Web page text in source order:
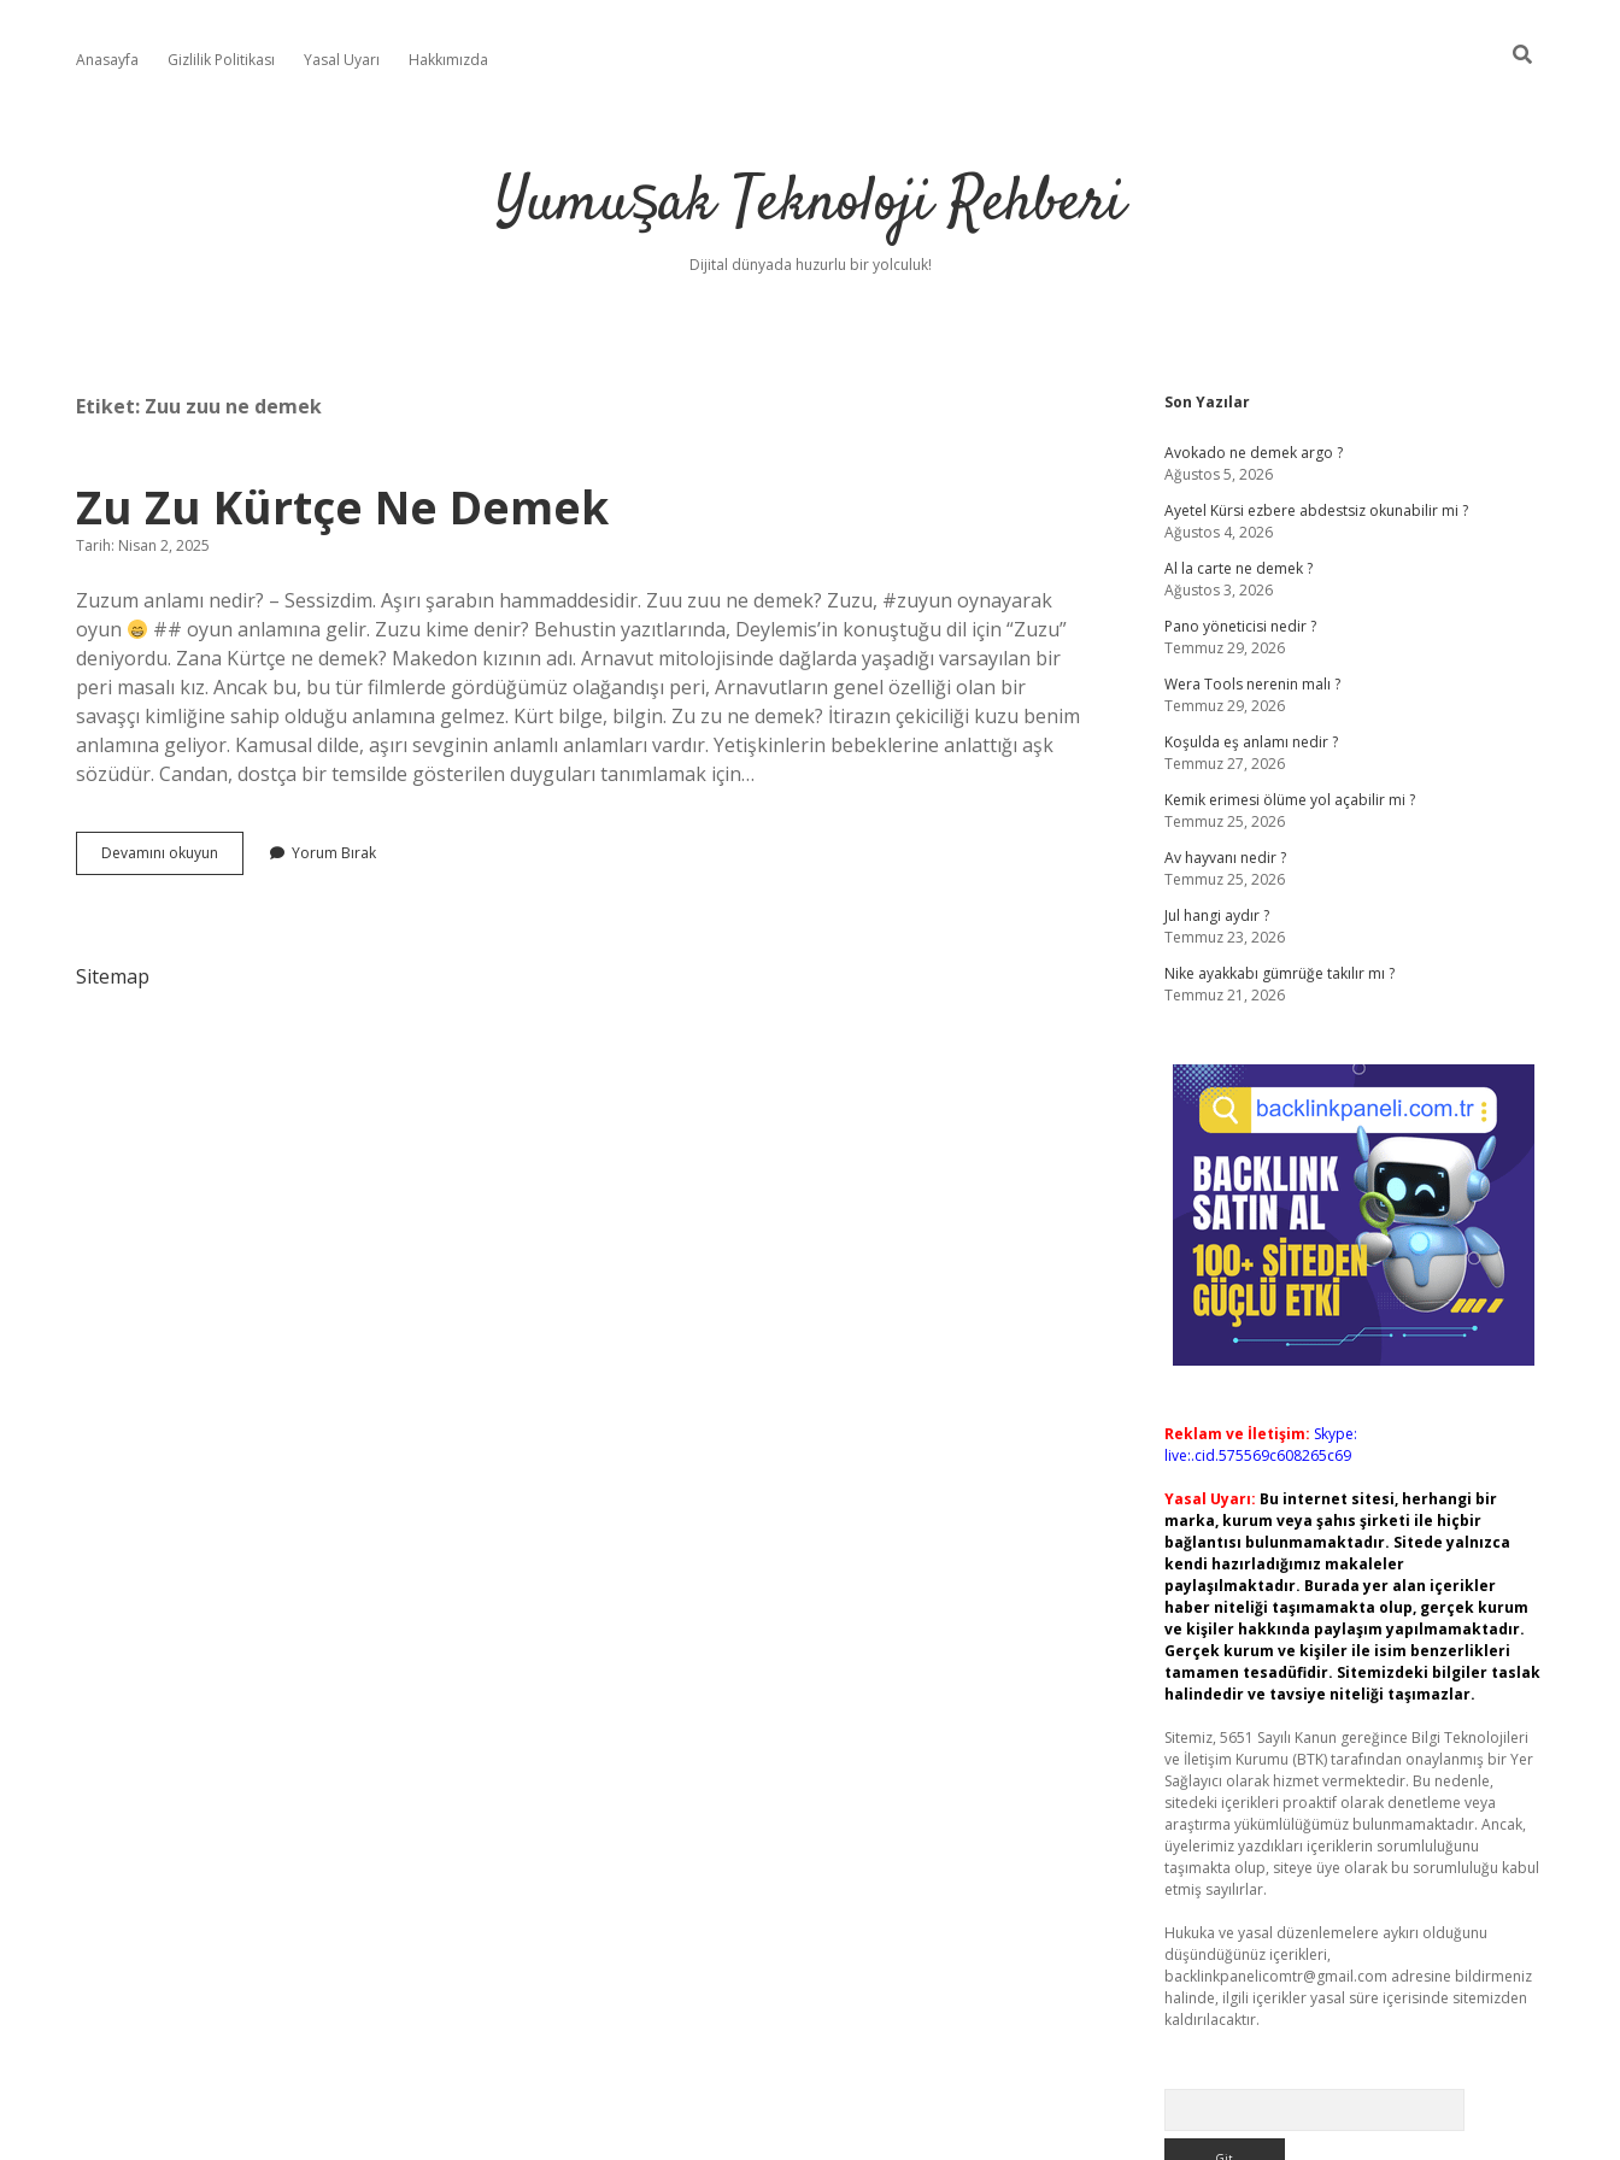
Anasayfa Gizlilik Politikası Yasal Uyarı Hakkımızda
Yumuşak Teknoloji Rehberi
Dijital dünyada huzurlu bir yolculuk!
Etiket: Zuu zuu ne demek
Zu Zu Kürtçe Ne Demek
Tarih: Nisan 2, 2025
Zuzum anlamı nedir? – Sessizdim. Aşırı şarabın hammaddesidir. Zuu zuu ne demek? Zuzu, #zuyun oynayarak
oyun
## oyun anlamına gelir. Zuzu kime denir? Behustin yazıtlarında, Deylemis’in konuştuğu dil için “Zuzu”
deniyordu. Zana Kürtçe ne demek? Makedon kızının adı. Arnavut mitolojisinde dağlarda yaşadığı varsayılan bir
peri masalı kız. Ancak bu, bu tür filmlerde gördüğümüz olağandışı peri, Arnavutların genel özelliği olan bir
savaşçı kimliğine sahip olduğu anlamına gelmez. Kürt bilge, bilgin. Zu zu ne demek? İtirazın çekiciliği kuzu benim
anlamına geliyor. Kamusal dilde, aşırı sevginin anlamlı anlamları vardır. Yetişkinlerin bebeklerine anlattığı aşk
sözüdür. Candan, dostça bir temsilde gösterilen duyguları tanımlamak için…
Devamını okuyun
Zu
Yorum Bırak
Sitemap
Sidebar
Son Yazılar
Avokado ne demek argo ?
Ağustos 5, 2026
Ayetel Kürsi ezbere abdestsiz okunabilir mi ?
Ağustos 4, 2026
Al la carte ne demek ?
Ağustos 3, 2026
Pano yöneticisi nedir ?
Temmuz 29, 2026
Wera Tools nerenin malı ?
Temmuz 29, 2026
Koşulda eş anlamı nedir ?
Temmuz 27, 2026
Kemik erimesi ölüme yol açabilir mi ?
Temmuz 25, 2026
Av hayvanı nedir ?
Temmuz 25, 2026
Jul hangi aydır ?
Temmuz 23, 2026
Nike ayakkabı gümrüğe takılır mı ?
Temmuz 21, 2026
Reklam ve İletişim: Skype:
live:.cid.575569c608265c69
Yasal Uyarı: Bu internet sitesi, herhangi bir
marka, kurum veya şahıs şirketi ile hiçbir
bağlantısı bulunmamaktadır. Sitede yalnızca
kendi hazırladığımız makaleler
paylaşılmaktadır. Burada yer alan içerikler
haber niteliği taşımamakta olup, gerçek kurum
ve kişiler hakkında paylaşım yapılmamaktadır.
Gerçek kurum ve kişiler ile isim benzerlikleri
tamamen tesadüfidir. Sitemizdeki bilgiler taslak
halindedir ve tavsiye niteliği taşımazlar.
Sitemiz, 5651 Sayılı Kanun gereğince Bilgi Teknolojileri
ve İletişim Kurumu (BTK) tarafından onaylanmış bir Yer
Sağlayıcı olarak hizmet vermektedir. Bu nedenle,
sitedeki içerikleri proaktif olarak denetleme veya
araştırma yükümlülüğümüz bulunmamaktadır. Ancak,
üyelerimiz yazdıkları içeriklerin sorumluluğunu
taşımakta olup, siteye üye olarak bu sorumluluğu kabul
etmiş sayılırlar.
Hukuka ve yasal düzenlemelere aykırı olduğunu
düşündüğünüz içerikleri,
backlinkpanelicomtr@gmail.com adresine bildirmeniz
halinde, ilgili içerikler yasal süre içerisinde sitemizden
kaldırılacaktır.